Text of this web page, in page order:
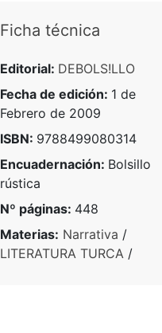
Ficha técnica
Editorial: DEBOLS!LLO
Fecha de edición: 1 de
Febrero de 2009
ISBN: 9788499080314
Encuadernación: Bolsillo
rústica
Nº páginas: 448
Materias: Narrativa /
LITERATURA TURCA /